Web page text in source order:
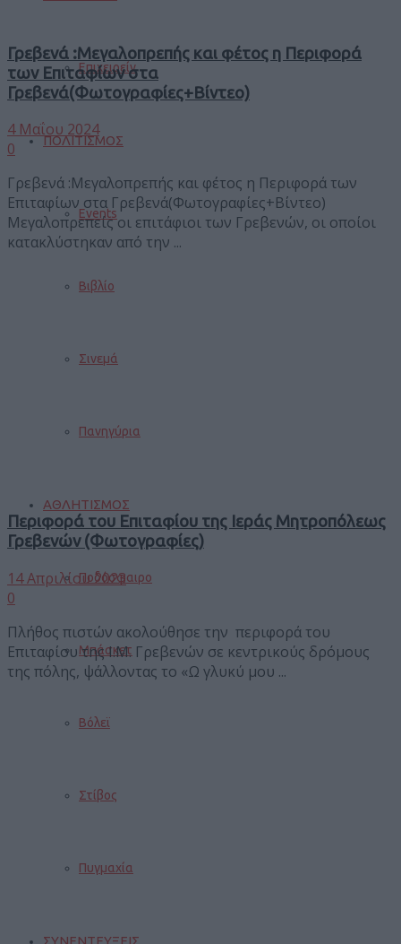
Επιχειρείν
ΠΟΛΙΤΙΣΜΟΣ
Events
Βιβλίο
Σινεμά
Πανηγύρια
ΑΘΛΗΤΙΣΜΟΣ
Ποδόσφαιρο
Μπάσκετ
Βόλεϊ
Στίβος
Πυγμαχία
ΣΥΝΕΝΤΕΥΞΕΙΣ
Γρεβενά :Μεγαλοπρεπής και φέτος η Περιφορά
των Επιταφίων στα
Γρεβενά(Φωτογραφίες+Βίντεο)
4 Μαΐου 2024
0
Γρεβενά :Μεγαλοπρεπής και φέτος η Περιφορά των
Επιταφίων στα Γρεβενά(Φωτογραφίες+Βίντεο)
Μεγαλοπρεπείς οι επιτάφιοι των Γρεβενών, οι οποίοι
κατακλύστηκαν από την ...
Περιφορά του Επιταφίου της Ιεράς Μητροπόλεως
Γρεβενών (Φωτογραφίες)
14 Απριλίου 2023
0
Πλήθος πιστών ακολούθησε την περιφορά του
Επιταφίου της Ι.Μ. Γρεβενών σε κεντρικούς δρόμους
της πόλης, ψάλλοντας το «Ω γλυκύ μου ...